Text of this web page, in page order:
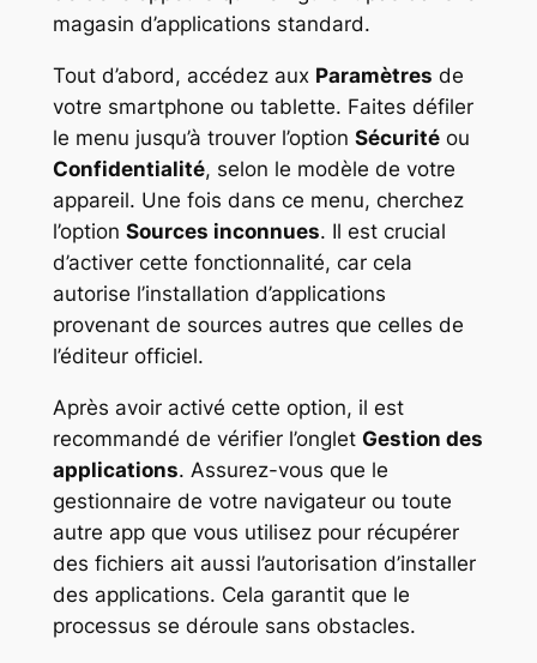
magasin d’applications standard.
Tout d’abord, accédez aux Paramètres de
votre smartphone ou tablette. Faites défiler
le menu jusqu’à trouver l’option Sécuritéou
Confidentialité, selon le modèle de votre
appareil. Une fois dans ce menu, cherchez
l’option Sources inconnues. Il est crucial
d’activer cette fonctionnalité, car cela
autorise l’installation d’applications
provenant de sources autres que celles de
l’éditeur officiel.
Après avoir activé cette option, il est
recommandé de vérifier l’onglet Gestion des
applications. Assurez-vous que le
gestionnaire de votre navigateur ou toute
autre app que vous utilisez pour récupérer
des fichiers ait aussi l’autorisation d’installer
des applications. Cela garantit que le
processus se déroule sans obstacles.